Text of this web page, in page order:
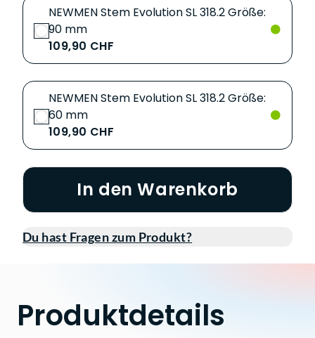
NEWMEN Stem Evolution SL 318.2 Größe:
90 mm
109,90 CHF
NEWMEN Stem Evolution SL 318.2 Größe:
60 mm
109,90 CHF
In den Warenkorb
Du hast Fragen zum Produkt?
Produktdetails